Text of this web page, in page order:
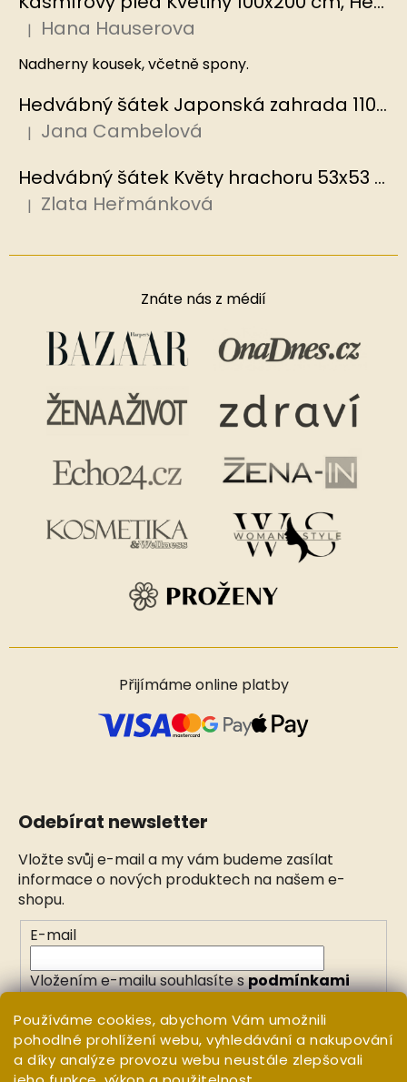
Používáme cookies, abychom Vám umožnili
pohodlné prohlížení webu, vyhledávání a nakupování
a díky analýze provozu webu neustále zlepšovali
Hodnocení produktu je 5 z 5 hvězdiček.
| Hana Hauserova
Nadherny kousek, včetně spony.
Hedvábný šátek Japonská zahrada 110x110 cm v dárkovém balení, HEDVÁBNÝ SVĚT
Hodnocení produktu je 5 z 5 hvězdiček.
| Jana Cambelová
Hedvábný šátek Květy hrachoru 53x53 cm v dárkovém balení, HEDVÁBNÝ SVĚT
Hodnocení produktu je 5 z 5 hvězdiček.
| Zlata Heřmánková
Znáte nás z médií
Přijímáme online platby
Odebírat newsletter
Vložte svůj e-mail a my vám budeme zasílat
informace o nových produktech na našem e-
shopu.
E-mail
Vložením e-mailu souhlasíte spodmínkami
PŘIHLÁSIT SE